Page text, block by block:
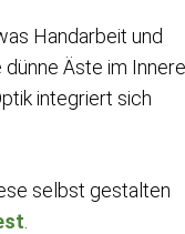
Handarbeit und
Äste im
integriert sich
selbst gestalten